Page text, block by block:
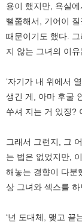
용이 했지만, 욕실
뻘쭘해서, 기어이
때문이기도 했다.
지 않는 그녀의 이유
‘자기가 내 위에서
생긴 게, 아마 후굴
쑤셔 지는 거 있징?
그래서 그런지, 그
는 법은 없었지만,
해놓는 경향이 다분
상 그녀와 섹스를 하
‘넌 도대체, 맺고 끝